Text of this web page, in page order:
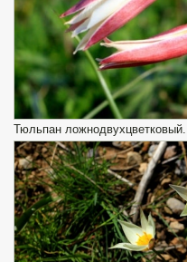
Тюльпан ложнодвухцветковый.